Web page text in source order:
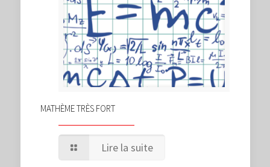
MATHÈME TRÈS FORT
Lire la suite